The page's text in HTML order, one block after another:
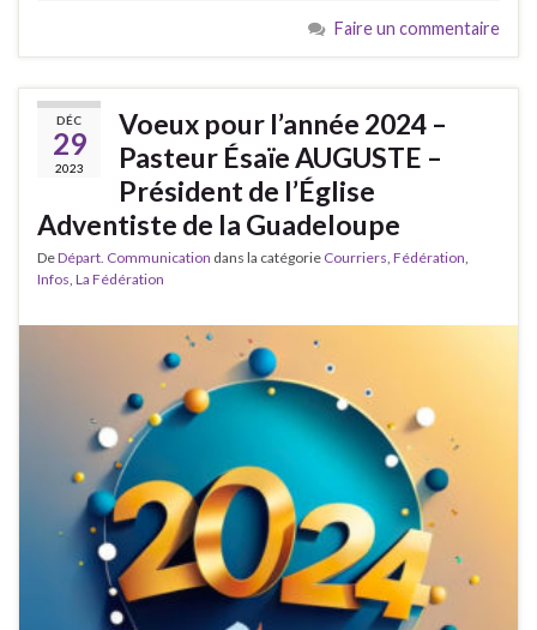
Faire un commentaire
DÉC
29
2023
Voeux pour l’année 2024 –
Pasteur Ésaïe AUGUSTE –
Président de l’Église
Adventiste de la Guadeloupe
DeDépart. Communication dans la catégorie Courriers, Fédération,
Infos, La Fédération